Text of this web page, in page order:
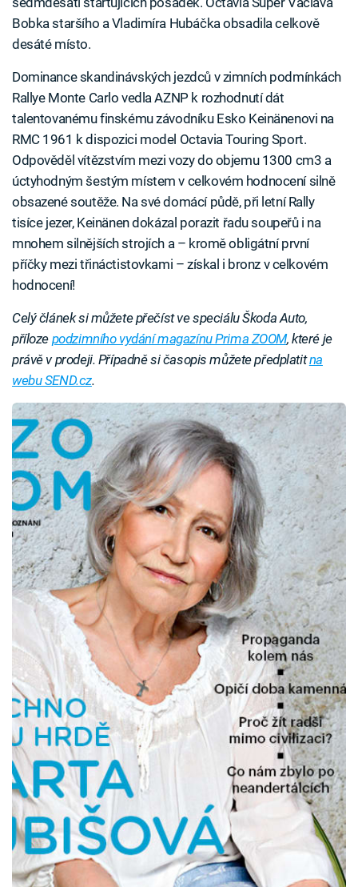
Bobka staršího a Vladimíra Hubáčka obsadila celkově
desáté místo.
Dominance skandinávských jezdců v zimních podmínkách
Rallye Monte Carlo vedla AZNP k rozhodnutí dát
talentovanému finskému závodníku Esko Keinänenovi na
RMC 1961 k dispozici model Octavia Touring Sport.
Odpověděl vítězstvím mezi vozy do objemu 1300 cm3 a
úctyhodným šestým místem v celkovém hodnocení silně
obsazené soutěže. Na své domácí půdě, při letní Rally
tisíce jezer, Keinänen dokázal porazit řadu soupeřů i na
mnohem silnějších strojích a – kromě obligátní první
příčky mezi třináctistovkami – získal i bronz v celkovém
hodnocení!
Celý článek si můžete přečíst ve speciálu Škoda Auto,
příloze podzimního vydání magazínu Prima ZOOM, které je
právě v prodeji. Případně si časopis můžete předplatitna
webu SEND.cz.